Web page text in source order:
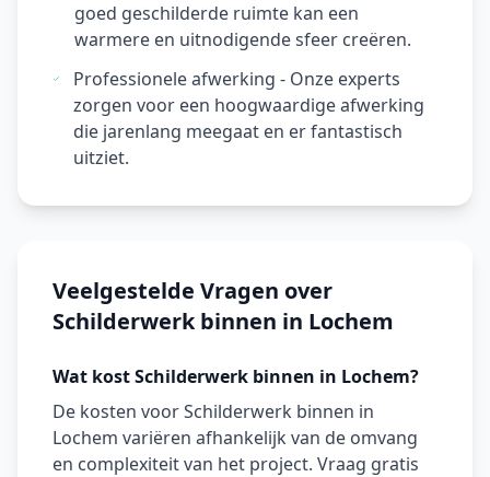
goed geschilderde ruimte kan een
warmere en uitnodigende sfeer creëren.
Professionele afwerking - Onze experts
zorgen voor een hoogwaardige afwerking
die jarenlang meegaat en er fantastisch
uitziet.
Veelgestelde Vragen over
Schilderwerk binnen in Lochem
Wat kost Schilderwerk binnen in Lochem?
De kosten voor Schilderwerk binnen in
Lochem variëren afhankelijk van de omvang
en complexiteit van het project. Vraag gratis